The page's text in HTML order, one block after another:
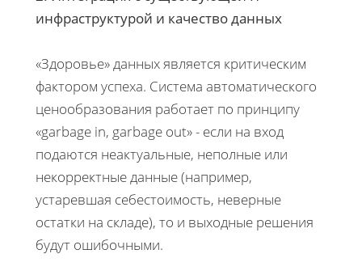
инфраструктурой и качество данных
«Здоровье» данных является критическим
фактором успеха. Система автоматического
ценообразования работает по принципу
«garbage in, garbage out» - если на вход
подаются неактуальные, неполные или
некорректные данные (например,
устаревшая себестоимость, неверные
остатки на складе), то и выходные решения
будут ошибочными.